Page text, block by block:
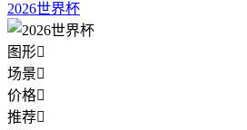
2026世界杯
图形
场景
价格
推荐